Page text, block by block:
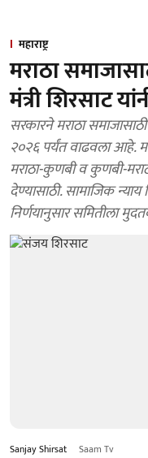
महाराष्ट्र
मराठा
मंत्री शिरसाट
सरकारने मराठा
२०२६ पर्यंत वाढवला आहे.
मराठा-कुणबी व कुणबी-
देण्यासाठी. सामाजिक
निर्णयानुसार समितीला
Sanjay Shirsat Saam Tv